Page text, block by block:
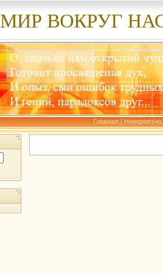
МИР ВОКРУГ
Главная |